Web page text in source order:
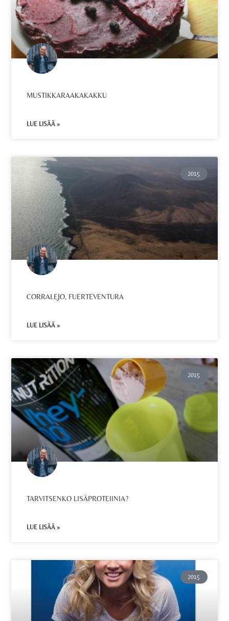
MUSTIKKARAAKAKAKKU
LUE LISÄÄ »
2015
CORRALEJO, FUERTEVENTURA
LUE LISÄÄ »
2015
TARVITSENKO LISÄPROTEIINIA?
LUE LISÄÄ »
2015